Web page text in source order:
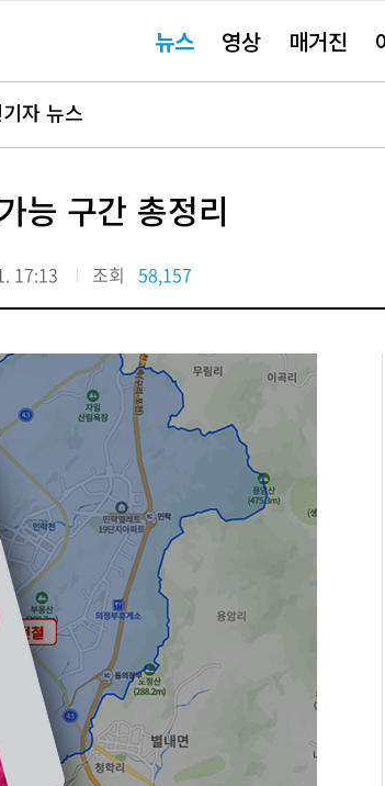
요뉴스 영상 매거진
자 뉴스
능 구간 총정리
17:13 조회 58,157